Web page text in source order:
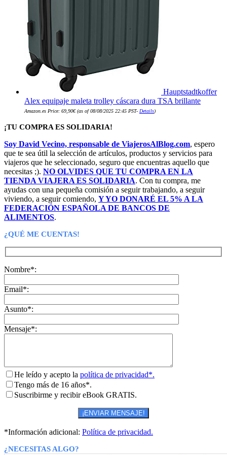
Hauptstadtkoffer
Alex equipaje maleta trolley cáscara dura TSA brillante
Amazon.es Price: 69,90€(as of 08/08/2025 22:45 PST- Details)
¡TU COMPRA ES SOLIDARIA!
Soy David Vecino, responsable de ViajerosAlBlog.com, espero
que te sea útil la selección de artículos, productos y servicios para
viajeros que he seleccionado, seguro que encuentras aquello que
necesitas ;). NO OLVIDES QUE TU COMPRA EN LA
TIENDA VIAJERA ES SOLIDARIA. Con tu compra, me
ayudas con una pequeña comisión a seguir trabajando, a seguir
viviendo, a seguir comiendo, Y YO DONARÉ EL 5% A LA
FEDERACIÓN ESPAÑOLA DE BANCOS DE
ALIMENTOS.
¿QUÉ ME CUENTAS!
Nombre*:
Email*:
Asunto*:
Mensaje*:
He leído y acepto la política de privacidad*.
Tengo más de 16 años*.
Suscribirme y recibir eBook GRATIS.
*Información adicional: Política de privacidad.
¿NECESITAS ALGO?